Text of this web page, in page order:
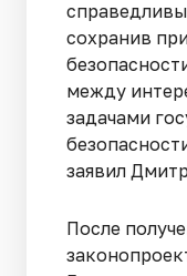
сохранив
между
задачами
заявил
После